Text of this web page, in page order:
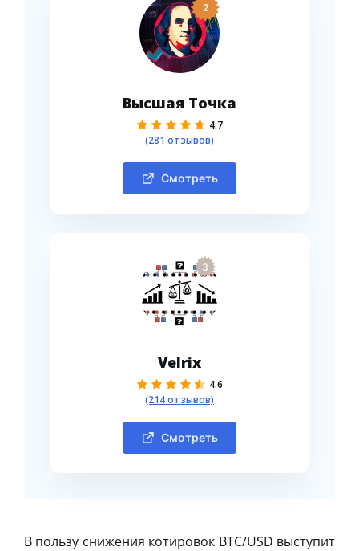
2
Высшая Точка
4.7
(281 отзывов)
Смотреть
3
Velrix
4.6
(214 отзывов)
Смотреть
В пользу снижения котировок BTC/USD выступит